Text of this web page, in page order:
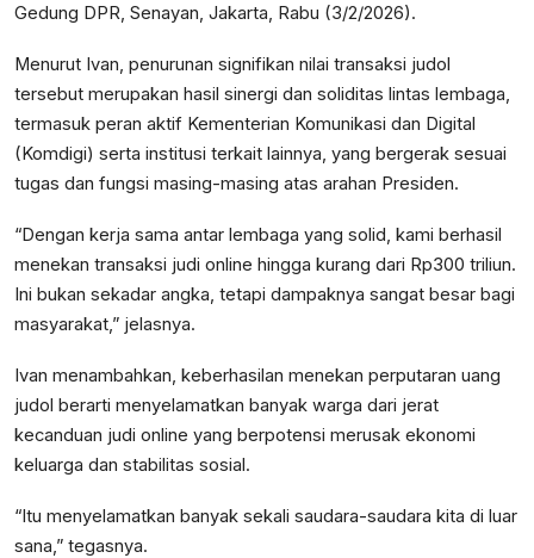
Gedung DPR, Senayan, Jakarta, Rabu (3/2/2026).
Menurut Ivan, penurunan signifikan nilai transaksi judol
tersebut merupakan hasil sinergi dan soliditas lintas lembaga,
termasuk peran aktif Kementerian Komunikasi dan Digital
(Komdigi) serta institusi terkait lainnya, yang bergerak sesuai
tugas dan fungsi masing-masing atas arahan Presiden.
“Dengan kerja sama antar lembaga yang solid, kami berhasil
menekan transaksi judi online hingga kurang dari Rp300 triliun.
Ini bukan sekadar angka, tetapi dampaknya sangat besar bagi
masyarakat,” jelasnya.
Ivan menambahkan, keberhasilan menekan perputaran uang
judol berarti menyelamatkan banyak warga dari jerat
kecanduan judi online yang berpotensi merusak ekonomi
keluarga dan stabilitas sosial.
“Itu menyelamatkan banyak sekali saudara-saudara kita di luar
sana,” tegasnya.